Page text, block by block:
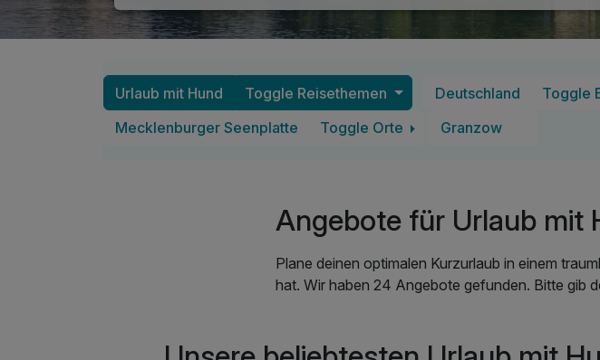
Urlaub mit Hund Toggle Reisethemen Deutschland Toggle
Mecklenburger Seenplatte
Toggle Orte Granzow
Angebote für Urlaub mit
Plane deinen optimalen Kurzurlaub in einem
hat. Wir haben 24 Angebote gefunden. Bitte gib